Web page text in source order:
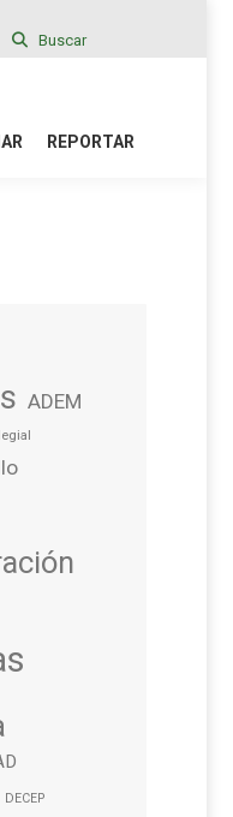
Buscar
REPORTAR
ADEM
DECEP